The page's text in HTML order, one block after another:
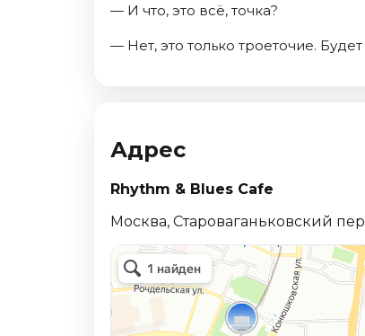
— И что, это всё, точка?
— Нет, это только троеточие.
Адрес
Rhythm & Blues Cafe
Москва, Староваганьковский пер.,